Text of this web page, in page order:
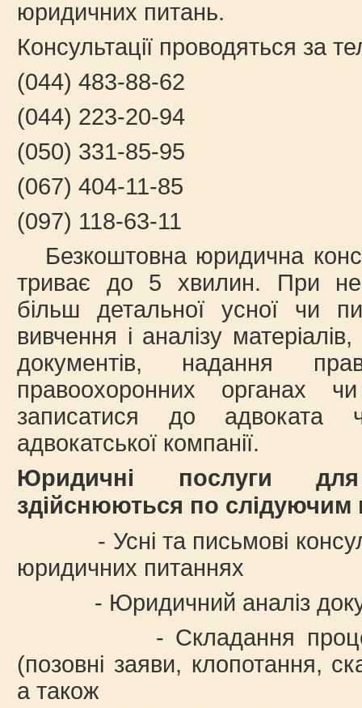
юридичних питань.
Консультації проводяться за
(044) 483-88-62
(044) 223-20-94
(050) 331-85-95
(067) 404-11-85
(097) 118-63-11
Безкоштовна юридична
триває до 5 хвилин. При
більш детальної усної чи
вивчення і аналізу
документів, надання
правоохоронних органах
записатися до
адвокатської компанії.
Юридичні послуги
здійснюються по
- Усні та письмові
юридичних питаннях
- Юридичний аналіз
- Складання
(позовні заяви, клопотання,
а також